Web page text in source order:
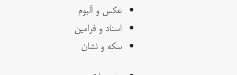
عکس و آلبوم
اسناد و فرامین
سکه و نشان